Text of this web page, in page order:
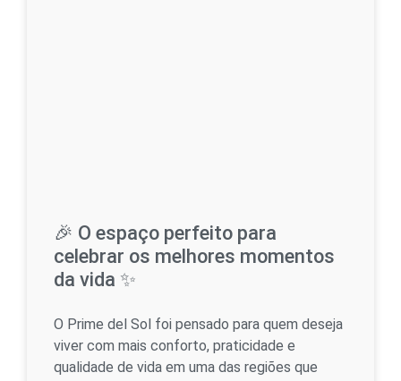
🎉 O espaço perfeito para
celebrar os melhores momentos
da vida ✨
O Prime del Sol foi pensado para quem deseja
viver com mais conforto, praticidade e
qualidade de vida em uma das regiões que